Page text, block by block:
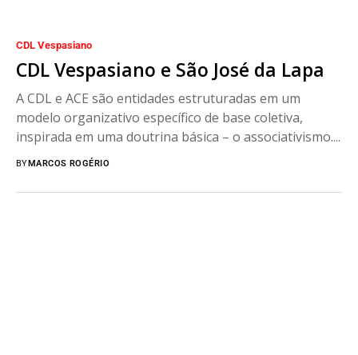
CDL Vespasiano
CDL Vespasiano e São José da Lapa
A CDL e ACE são entidades estruturadas em um
modelo organizativo específico de base coletiva,
inspirada em uma doutrina básica – o associativismo....
BY MARCOS ROGÉRIO